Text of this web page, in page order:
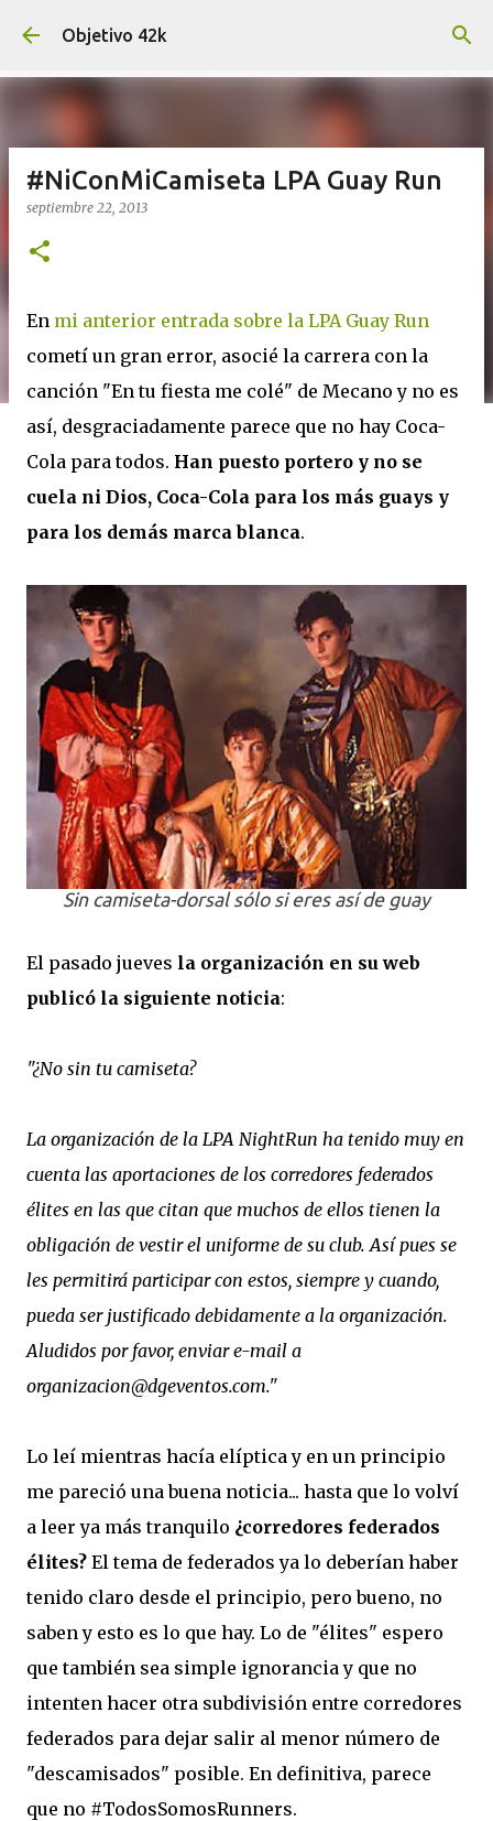
Ir al contenido principal
Objetivo 42k
#NiConMiCamiseta LPA Guay Run
septiembre 22, 2013
En mi anterior entrada sobre la LPA Guay Run
cometí un gran error, asocié la carrera con la
canción "En tu fiesta me colé" de Mecano y no es
así, desgraciadamente parece que no hay Coca-
Cola para todos. Han puesto portero y no se
cuela ni Dios, Coca-Cola para los más guays y
para los demás marca blanca.
Sin camiseta-dorsal sólo si eres así de guay
El pasado jueves la organización en su web
publicó la siguiente noticia:
"¿No sin tu camiseta?
La organización de la LPA NightRun ha tenido muy en
cuenta las aportaciones de los corredores federados
élites en las que citan que muchos de ellos tienen la
obligación de vestir el uniforme de su club. Así pues se
les permitirá participar con estos, siempre y cuando,
pueda ser justificado debidamente a la organización.
Aludidos por favor, enviar e-mail a
organizacion@dgeventos.com."
Lo leí mientras hacía elíptica y en un principio
me pareció una buena noticia... hasta que lo volví
a leer ya más tranquilo ¿corredores federados
élites? El tema de federados ya lo deberían haber
tenido claro desde el principio, pero bueno, no
saben y esto es lo que hay. Lo de "élites" espero
que también sea simple ignorancia y que no
intenten hacer otra subdivisión entre corredores
federados para dejar salir al menor número de
"descamisados" posible. En definitiva, parece
que no #TodosSomosRunners.